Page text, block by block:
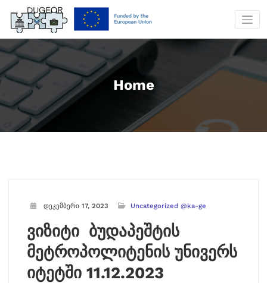
content
Home
დეკემბერი 17, 2023 Uncategorized @ka-ge
ვიზიტი ბუდაპეშტის
მეტროპოლიტენის უნივერს
იტეტში 11.12.2023